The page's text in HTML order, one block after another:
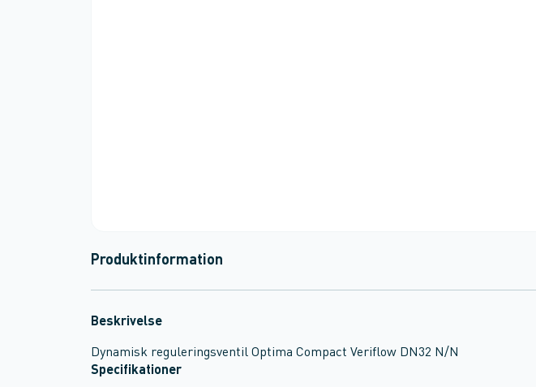
Produktinformation
Beskrivelse
Dynamisk reguleringsventil Optima Compact Veriflow DN32 N/N
Specifikationer